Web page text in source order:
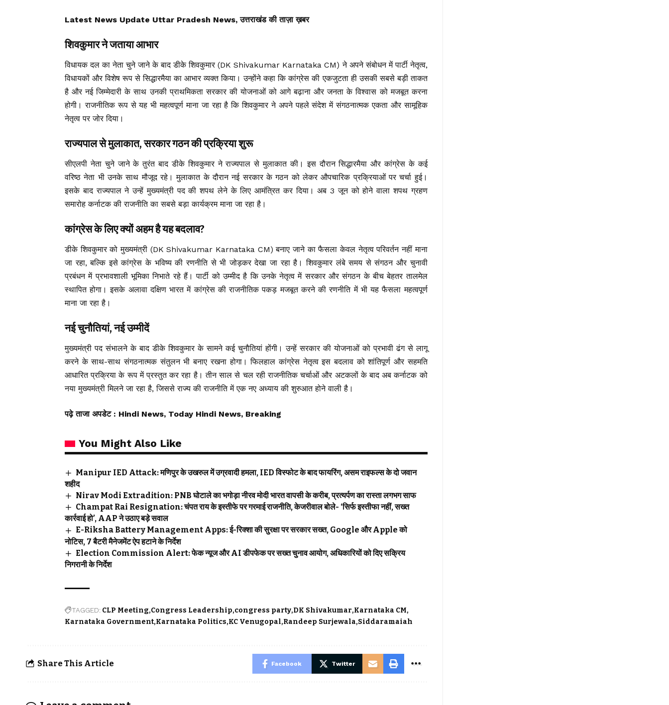
Latest News Update Uttar Pradesh News, उत्तराखंड की ताज़ा ख़बर
शिवकुमार ने जताया आभार
विधायक दल का नेता चुने जाने के बाद डीके शिवकुमार (DK Shivakumar Karnataka CM) ने अपने संबोधन में पार्टी नेतृत्व,
विधायकों और विशेष रूप से सिद्धारमैया का आभार व्यक्त किया। उन्होंने कहा कि कांग्रेस की एकजुटता ही उसकी सबसे बड़ी ताकत
है और नई जिम्मेदारी के साथ उनकी प्राथमिकता सरकार की योजनाओं को आगे बढ़ाना और जनता के विश्वास को मजबूत करना
होगी। राजनीतिक रूप से यह भी महत्वपूर्ण माना जा रहा है कि शिवकुमार ने अपने पहले संदेश में संगठनात्मक एकता और सामूहिक
नेतृत्व पर जोर दिया।
राज्यपाल से मुलाकात, सरकार गठन की प्रक्रिया शुरू
सीएलपी नेता चुने जाने के तुरंत बाद डीके शिवकुमार ने राज्यपाल से मुलाकात की। इस दौरान सिद्धारमैया और कांग्रेस के कई
वरिष्ठ नेता भी उनके साथ मौजूद रहे। मुलाकात के दौरान नई सरकार के गठन को लेकर औपचारिक प्रक्रियाओं पर चर्चा हुई।
इसके बाद राज्यपाल ने उन्हें मुख्यमंत्री पद की शपथ लेने के लिए आमंत्रित कर दिया। अब 3 जून को होने वाला शपथ ग्रहण
समारोह कर्नाटक की राजनीति का सबसे बड़ा कार्यक्रम माना जा रहा है।
कांग्रेस के लिए क्यों अहम है यह बदलाव?
डीके शिवकुमार को मुख्यमंत्री (DK Shivakumar Karnataka CM) बनाए जाने का फैसला केवल नेतृत्व परिवर्तन नहीं माना
जा रहा, बल्कि इसे कांग्रेस के भविष्य की रणनीति से भी जोड़कर देखा जा रहा है। शिवकुमार लंबे समय से संगठन और चुनावी
प्रबंधन में प्रभावशाली भूमिका निभाते रहे हैं। पार्टी को उम्मीद है कि उनके नेतृत्व में सरकार और संगठन के बीच बेहतर तालमेल
स्थापित होगा। इसके अलावा दक्षिण भारत में कांग्रेस की राजनीतिक पकड़ मजबूत करने की रणनीति में भी यह फैसला महत्वपूर्ण
माना जा रहा है।
नई चुनौतियां, नई उम्मीदें
मुख्यमंत्री पद संभालने के बाद डीके शिवकुमार के सामने कई चुनौतियां होंगी। उन्हें सरकार की योजनाओं को प्रभावी ढंग से लागू
करने के साथ-साथ संगठनात्मक संतुलन भी बनाए रखना होगा। फिलहाल कांग्रेस नेतृत्व इस बदलाव को शांतिपूर्ण और सहमति
आधारित प्रक्रिया के रूप में प्रस्तुत कर रहा है। तीन साल से चल रही राजनीतिक चर्चाओं और अटकलों के बाद अब कर्नाटक को
नया मुख्यमंत्री मिलने जा रहा है, जिससे राज्य की राजनीति में एक नए अध्याय की शुरुआत होने वाली है।
पढ़े ताजा अपडेट : Hindi News, Today Hindi News, Breaking
You Might Also Like
Manipur IED Attack: मणिपुर के उखरुल में उग्रवादी हमला, IED विस्फोट के बाद फायरिंग, असम राइफल्स के दो जवान
शहीद
Nirav Modi Extradition: PNB घोटाले का भगोड़ा नीरव मोदी भारत वापसी के करीब, प्रत्यर्पण का रास्ता लगभग साफ
Champat Rai Resignation: चंपत राय के इस्तीफे पर गरमाई राजनीति, केजरीवाल बोले- ‘सिर्फ इस्तीफा नहीं, सख्त
कार्रवाई हो’, AAP ने उठाए बड़े सवाल
E-Riksha Battery Management Apps: ई-रिक्शा की सुरक्षा पर सरकार सख्त, Google और Apple को
नोटिस, 7 बैटरी मैनेजमेंट ऐप हटाने के निर्देश
Election Commission Alert: फेक न्यूज और AI डीपफेक पर सख्त चुनाव आयोग, अधिकारियों को दिए सक्रिय
निगरानी के निर्देश
TAGGED: CLP Meeting Congress Leadership congress party DK Shivakumar Karnataka CM
Karnataka Government Karnataka Politics KC Venugopal Randeep Surjewala Siddaramaiah
Share This Article Facebook Twitter